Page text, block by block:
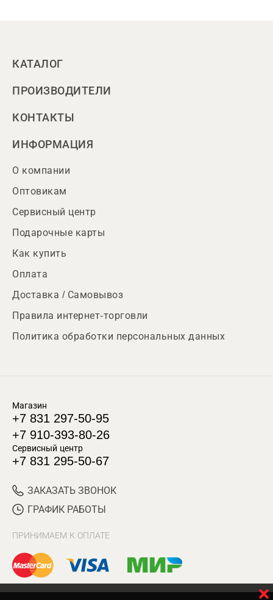
КАТАЛОГ
ПРОИЗВОДИТЕЛИ
КОНТАКТЫ
ИНФОРМАЦИЯ
О компании
Оптовикам
Сервисный центр
Подарочные карты
Как купить
Оплата
Доставка / Самовывоз
Правила интернет-торговли
Политика обработки персональных данных
Магазин
+7 831 297-50-95
+7 910-393-80-26
Сервисный центр
+7 831 295-50-67
ЗАКАЗАТЬ ЗВОНОК
ГРАФИК РАБОТЫ
ПРИНИМАЕМ К ОПЛАТЕ